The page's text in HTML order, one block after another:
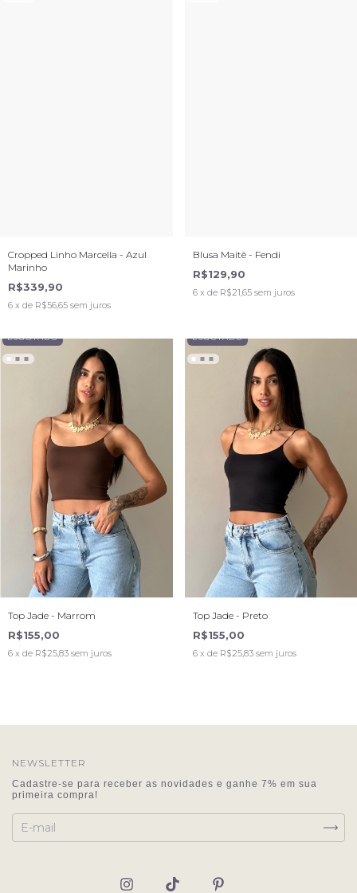
Cropped Linho Marcella - Azul
Marinho
R$339,90
6 x de R$56,65 sem juros
Blusa Maitê - Fendi
R$129,90
6 x de R$21,65 sem juros
ESGOTADO
Top Jade - Marrom
R$155,00
6 x de R$25,83 sem juros
ESGOTADO
Top Jade - Preto
R$155,00
6 x de R$25,83 sem juros
NEWSLETTER